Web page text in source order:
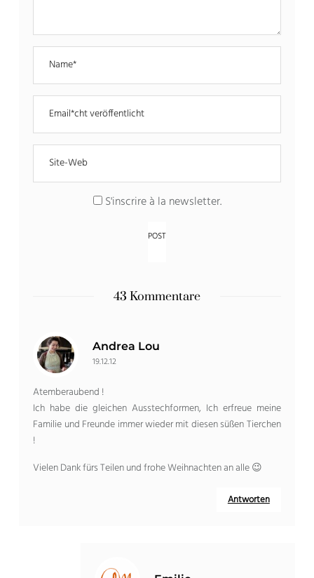
S'inscrire à la newsletter.
43 Kommentare
Andrea Lou
19.12.12
Atemberaubend !
Ich habe die gleichen Ausstechformen, Ich erfreue meine
Familie und Freunde immer wieder mit diesen süßen Tierchen
!
Vielen Dank fürs Teilen und frohe Weihnachten an alle 😉
Antworten